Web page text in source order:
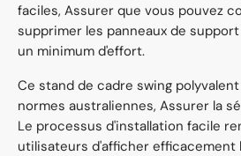
faciles, Assurer que vous pouvez
supprimer les panneaux de
un minimum d'effort.
Ce stand de cadre swing
normes australiennes, Assurer la
Le processus d'installation facile
utilisateurs d'afficher efficacement